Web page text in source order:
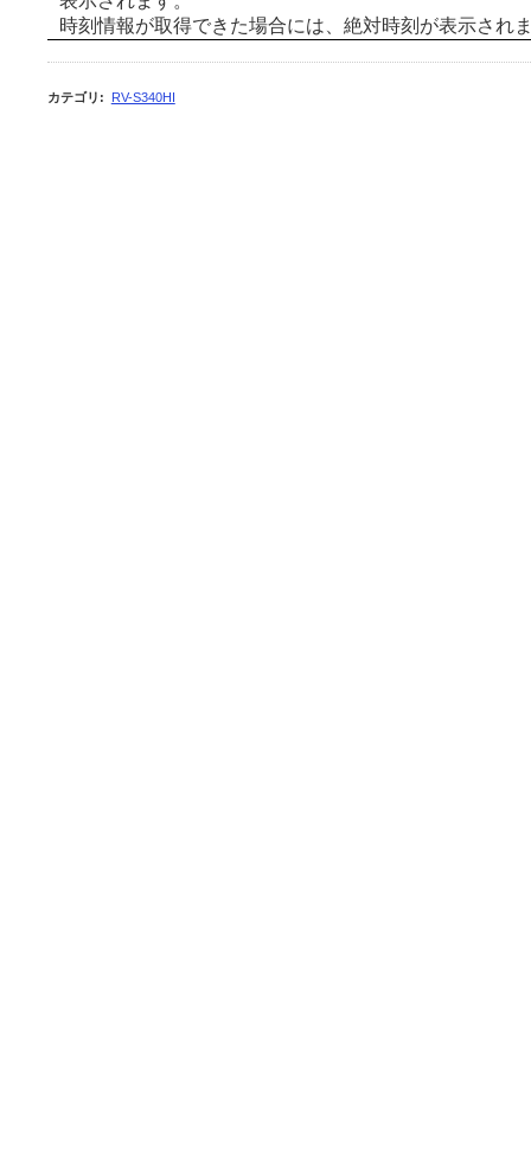
時刻情報が取得できた場合には、絶対時刻が表示され
カテゴリ : RV-S340HI